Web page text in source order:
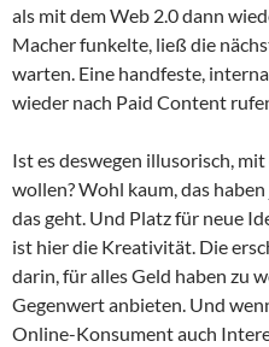
als mit dem Web 2.0 dann
Macher funkelte, ließ die
warten. Eine handfeste,
wieder nach Paid Content
Ist es deswegen illusorisch,
wollen? Wohl kaum, das
das geht. Und Platz für neue
ist hier die Kreativität. Die
darin, für alles Geld haben zu
Gegenwert anbieten. Und
Online-Konsument auch